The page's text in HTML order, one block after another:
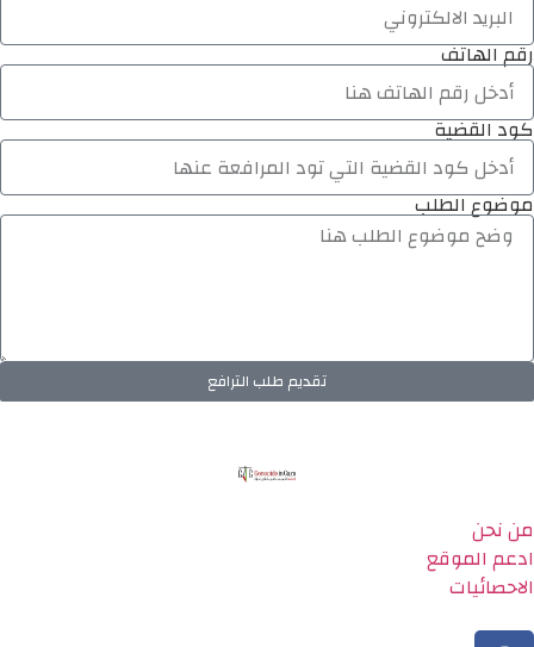
رقم الهاتف
كود القضية
موضوع الطلب
تقديم طلب الترافع
من نحن
ادعم الموقع
الاحصائيات